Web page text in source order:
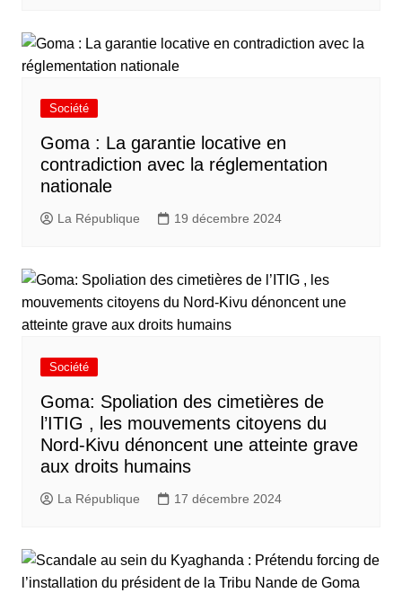
Société
Goma : La garantie locative en
contradiction avec la réglementation
nationale
La République 19 décembre 2024
Société
Goma: Spoliation des cimetières de
l’ITIG , les mouvements citoyens du
Nord-Kivu dénoncent une atteinte grave
aux droits humains
La République 17 décembre 2024